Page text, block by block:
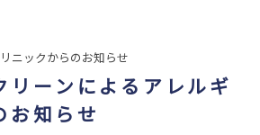
ニックからのお知らせ
リーンによるアレルギ
お知らせ